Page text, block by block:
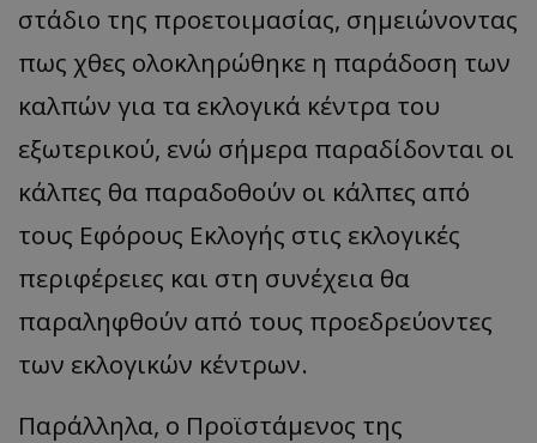
στάδιο της προετοιμασίας, σημειώνοντας
πως χθες ολοκληρώθηκε η παράδοση των
καλπών για τα εκλογικά κέντρα του
εξωτερικού, ενώ σήμερα παραδίδονται οι
κάλπες θα παραδοθούν οι κάλπες από
τους Εφόρους Εκλογής στις εκλογικές
περιφέρειες και στη συνέχεια θα
παραληφθούν από τους προεδρεύοντες
των εκλογικών κέντρων.
Παράλληλα, ο Προϊστάμενος της